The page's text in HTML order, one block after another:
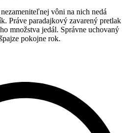
vôni na nich nedá
Práve paradajkový zavarený pretlak
množstva jedál. Správne uchovaný
pokojne rok.